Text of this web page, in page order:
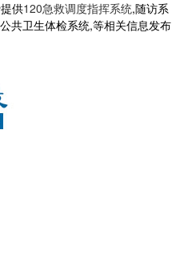
供120急救调度指挥系统,随访系
共卫生体检系统,等相关信息发布